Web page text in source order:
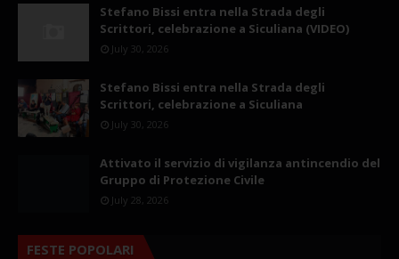
Stefano Bissi entra nella Strada degli
Scrittori, celebrazione a Siculiana (VIDEO)
July 30, 2026
Stefano Bissi entra nella Strada degli
Scrittori, celebrazione a Siculiana
July 30, 2026
Attivato il servizio di vigilanza antincendio del
Gruppo di Protezione Civile
July 28, 2026
FESTE POPOLARI